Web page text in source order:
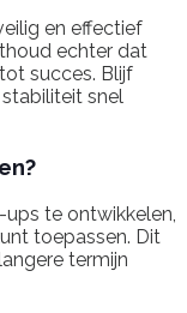
en effectief
echter dat
succes. Blijf
snel
te ontwikkelen,
toepassen. Dit
termijn